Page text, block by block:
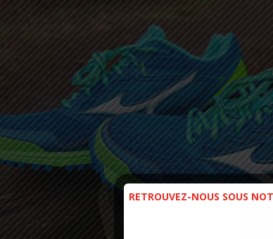
RETROUVEZ-NOUS SOUS